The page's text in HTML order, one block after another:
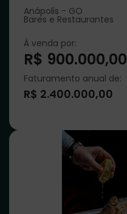
Anápolis - GO
Bares e Restaurantes
À venda por:
R$ 900.000,00
Faturamento anual de:
R$ 2.400.000,00